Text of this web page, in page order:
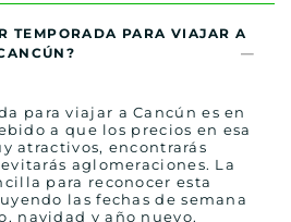
TEMPORADA PARA VIAJAR A
para viajar a Cancún es en
a que los precios en esa
atractivos, encontrarás
aglomeraciones. La
para reconocer esta
las fechas de semana
navidad y año nuevo.